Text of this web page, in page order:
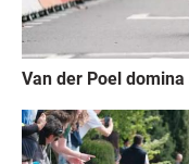
Van der Poel
Immagine